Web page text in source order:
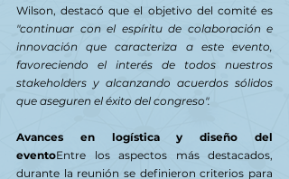
"continuar con el espíritu de colaboración e
innovación que caracteriza a este evento,
favoreciendo el interés de todos nuestros
stakeholders y alcanzando acuerdos sólidos
que aseguren el éxito del congreso".
Avances en logística y diseño del
eventoEntre los aspectos más destacados,
durante la reunión se definieron criterios para